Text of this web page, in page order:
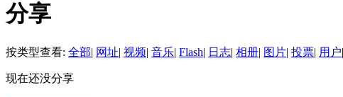
分享
按类型查看: 全部| 网址| 视频| 音乐| Flash| 日志| 相册| 图片| 投票| 用户|
现在还没分享